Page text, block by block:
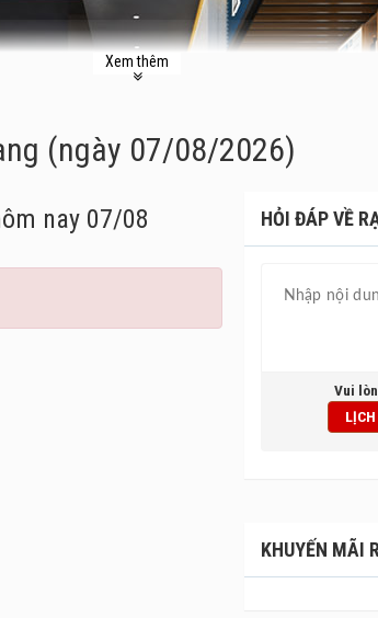
51 Nguyễn Văn Cừ, Ngô Quyền, thành phố
thể thưởng thức những món ăn hấp dẫn trong
Xem thêm
(ngày 07/08/2026)
nay 07/08 HỎI ĐÁP VỀ
Vui
KHUYẾN MÃI